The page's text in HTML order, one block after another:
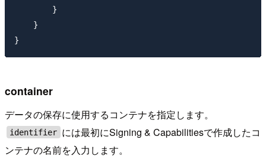
        }
    }
container
データの保存に使用するコンテナを指定します。
identifier には最初にSigning & Capabilitiesで作成したコ
ンテナの名前を入力します。